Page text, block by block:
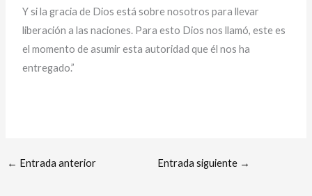
Y si la gracia de Dios está sobre nosotros para llevar
liberación a las naciones. Para esto Dios nos llamó, este es
el momento de asumir esta autoridad que él nos ha
entregado.”
← Entrada anterior Entrada siguiente →